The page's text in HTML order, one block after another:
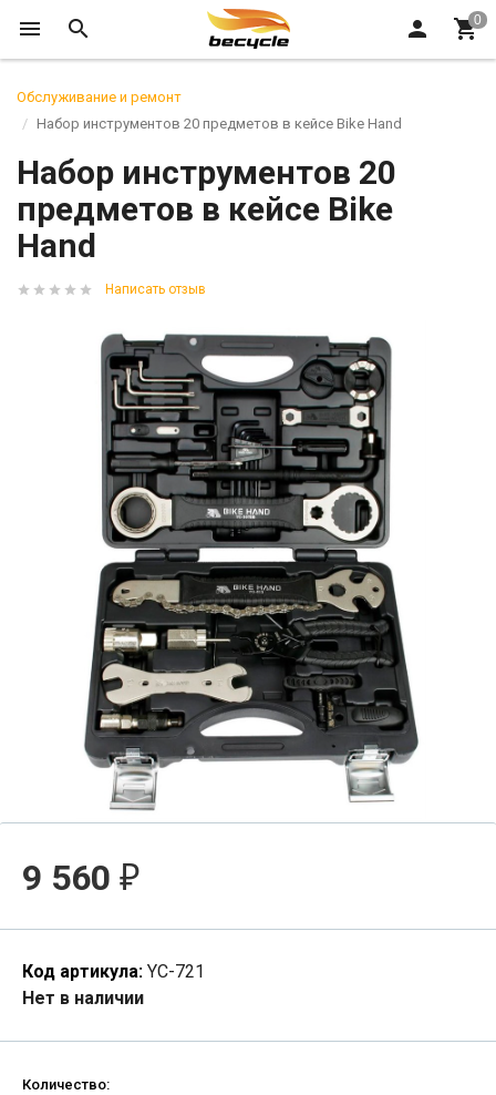
Обслуживание и ремонт
Набор инструментов 20 предметов в кейсе Bike Hand
Набор инструментов 20
предметов в кейсе Bike
Hand
Написать отзыв
9 560 ₽
Код артикула: YC-721
Нет в наличии
Количество: